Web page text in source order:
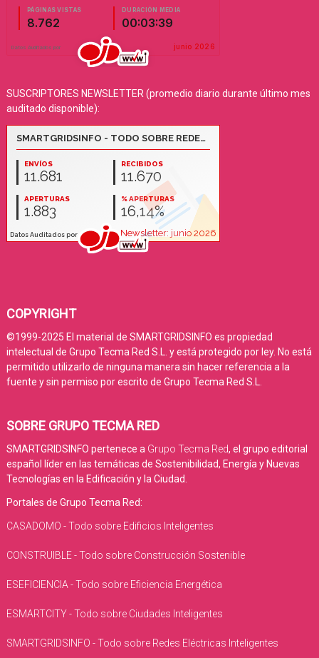
SUSCRIPTORES NEWSLETTER (promedio diario durante último mes
auditado disponible):
COPYRIGHT
©1999-2025 El material de SMARTGRIDSINFO es propiedad
intelectual de Grupo Tecma Red S.L. y está protegido por ley. No está
permitido utilizarlo de ninguna manera sin hacer referencia a la
fuente y sin permiso por escrito de Grupo Tecma Red S.L.
SOBRE GRUPO TECMA RED
SMARTGRIDSINFO pertenece a Grupo Tecma Red, el grupo editorial
español líder en las temáticas de Sostenibilidad, Energía y Nuevas
Tecnologías en la Edificación y la Ciudad.
Portales de Grupo Tecma Red:
CASADOMO - Todo sobre Edificios Inteligentes
CONSTRUIBLE - Todo sobre Construcción Sostenible
ESEFICIENCIA - Todo sobre Eficiencia Energética
ESMARTCITY - Todo sobre Ciudades Inteligentes
SMARTGRIDSINFO - Todo sobre Redes Eléctricas Inteligentes